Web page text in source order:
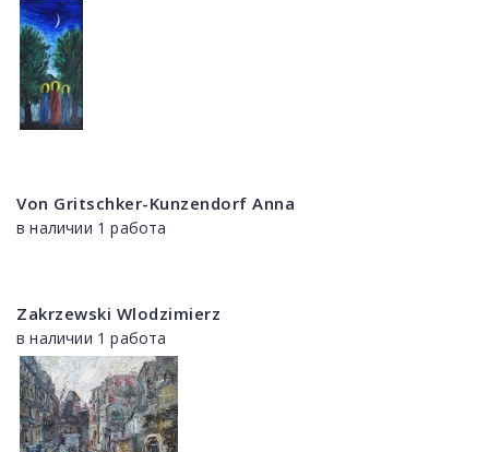
Von Gritschker-Kunzendorf Anna
в наличии 1 работа
Zakrzewski Wlodzimierz
в наличии 1 работа